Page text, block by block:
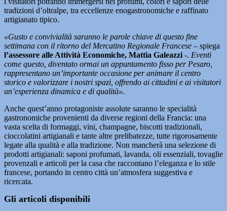
tradizioni d’oltralpe, tra eccellenze enogastronomiche e raffinato
artigianato tipico.
«Gusto e convivialità saranno le parole chiave di questo fine
settimana con il ritorno del Mercatino Regionale Francese – spiega
l’assessore alle Attività Economiche, Mattia Galeazzi -. Eventi
come questo, diventato ormai un appuntamento fisso per Pesaro,
rappresentano un’importante occasione per animare il centro
storico e valorizzare i nostri spazi, offrendo ai cittadini e ai visitatori
un’esperienza dinamica e di qualità».
Anche quest’anno protagoniste assolute saranno le specialità
gastronomiche provenienti da diverse regioni della Francia: una
vasta scelta di formaggi, vini, champagne, biscotti tradizionali,
cioccolatini artigianali e tante altre prelibatezze, tutte rigorosamente
legate alla qualità e alla tradizione. Non mancherà una selezione di
prodotti artigianali: saponi profumati, lavanda, oli essenziali, tovaglie
provenzali e articoli per la casa che raccontano l’eleganza e lo stile
francese, portando in centro città un’atmosfera suggestiva e
ricercata.
Gli articoli disponibili